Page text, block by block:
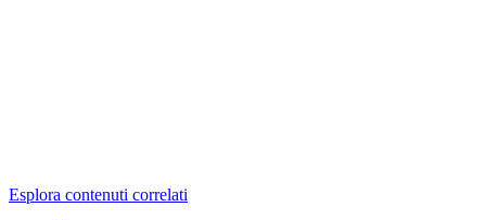
Esplora contenuti correlati